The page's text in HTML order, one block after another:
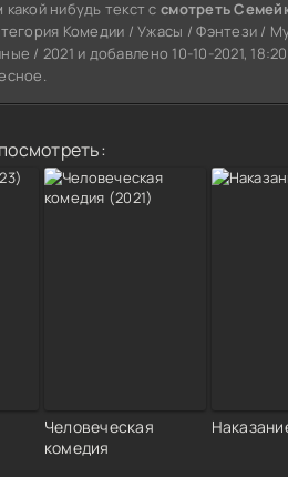
нибудь текст ссмотреть
Комедии / Ужасы / Фэнтези /
/ 2021 и добавлено 10-10-2021,
Человеческая
комедия